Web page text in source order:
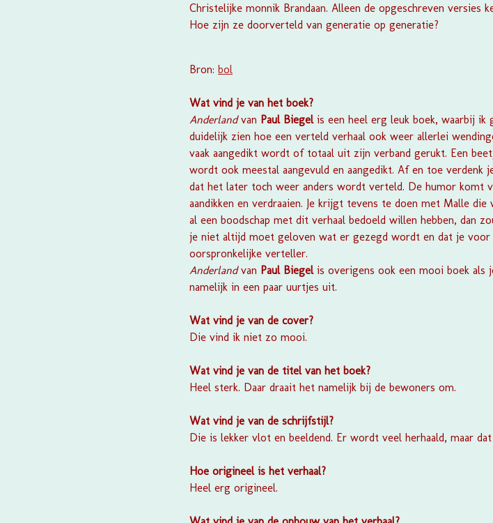
Christelijke monnik Brandaan. Alleen de opgeschreven versies
Hoe zijn ze doorverteld van generatie op generatie?
Bron: bol
Wat vind je van het boek?
Anderlandvan Paul Biegel is een heel erg leuk boek, waarbij ik
duidelijk zien hoe een verteld verhaal ook weer allerlei
vaak aangedikt wordt of totaal uit zijn verband gerukt. Een
wordt ook meestal aangevuld en aangedikt. Af en toe verdenk
dat het later toch weer anders wordt verteld. De humor komt
aandikken en verdraaien. Je krijgt tevens te doen met Malle
al een boodschap met dit verhaal bedoeld willen hebben, dan
je niet altijd moet geloven wat er gezegd wordt en dat je voor
oorspronkelijke verteller.
Anderlandvan Paul Biegel is overigens ook een mooi boek als
namelijk in een paar uurtjes uit.
Wat vind je van de cover?
Die vind ik niet zo mooi.
Wat vind je van de titel van het boek?
Heel sterk. Daar draait het namelijk bij de bewoners om.
Wat vind je van de schrijfstijl?
Die is lekker vlot en beeldend. Er wordt veel herhaald, maar
Hoe origineel is het verhaal?
Heel erg origineel.